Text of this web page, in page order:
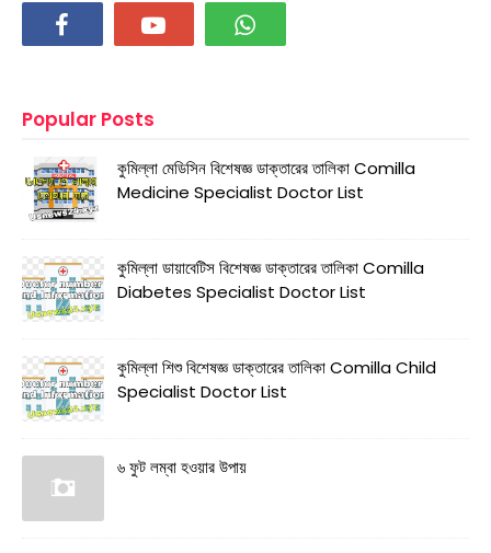
Popular Posts
কুমিল্লা মেডিসিন বিশেষজ্ঞ ডাক্তারের তালিকা Comilla
Medicine Specialist Doctor List
কুমিল্লা ডায়াবেটিস বিশেষজ্ঞ ডাক্তারের তালিকা Comilla
Diabetes Specialist Doctor List
কুমিল্লা শিশু বিশেষজ্ঞ ডাক্তারের তালিকা Comilla Child
Specialist Doctor List
৬ ফুট লম্বা হওয়ার উপায়